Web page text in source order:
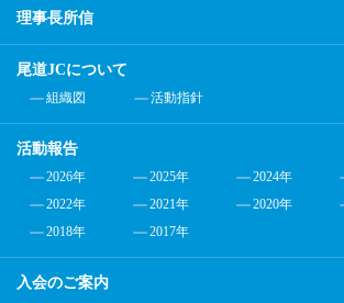
理事長所信
尾道JCについて
組織図 活動指針
活動報告
2026年 2025年 2024年
2022年
2021年 2020年
2018年
2017年
入会のご案内